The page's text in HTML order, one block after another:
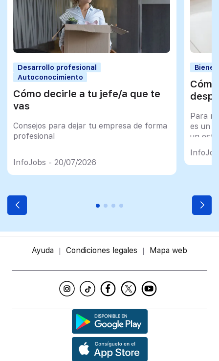
Desarrollo profesional
Autoconocimiento
Cómo decirle a tu jefe/a que te
vas
Consejos para dejar tu empresa de forma
profesional
InfoJobs - 20/07/2026
Para
es un
un
Ayuda Condiciones legales Mapa web